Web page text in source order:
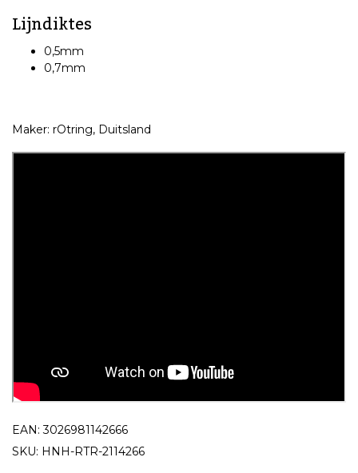
Lijndiktes
0,5mm
0,7mm
Maker: rOtring, Duitsland
EAN: 3026981142666
SKU: HNH-RTR-2114266